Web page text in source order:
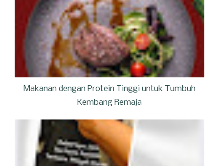
Makanan dengan Protein Tinggi untuk Tumbuh
Kembang Remaja